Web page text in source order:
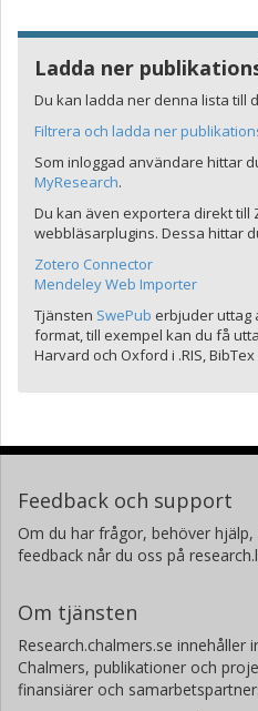
Ladda ner
Du kan ladda ner denna lista till
Filtrera och ladda ner
Som inloggad användare hittar
MyResearch.
Du kan även exportera direkt till
webbläsarplugins. Dessa hittar
Zotero Connector
Mendeley Web Importer
Tjänsten SwePub erbjuder uttag
format, till exempel kan du få
Harvard och Oxford i .RIS,
Feedback och support
Om du har frågor, behöver
feedback når du oss på
Om tjänsten
Research.chalmers.se
Chalmers, publikationer och
finansiärer och